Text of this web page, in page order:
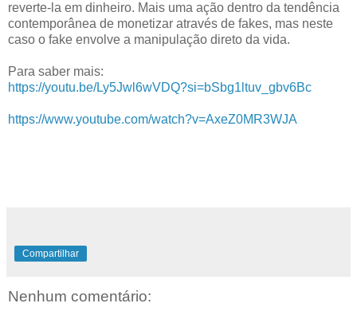
reverte-la em dinheiro. Mais uma ação dentro da tendência
contemporânea de monetizar através de fakes, mas neste
caso o fake envolve a manipulação direto da vida.
Para saber mais:
https://youtu.be/Ly5Jwl6wVDQ?si=bSbg1ltuv_gbv6Bc
https://www.youtube.com/watch?v=AxeZ0MR3WJA
Compartilhar
Nenhum comentário: